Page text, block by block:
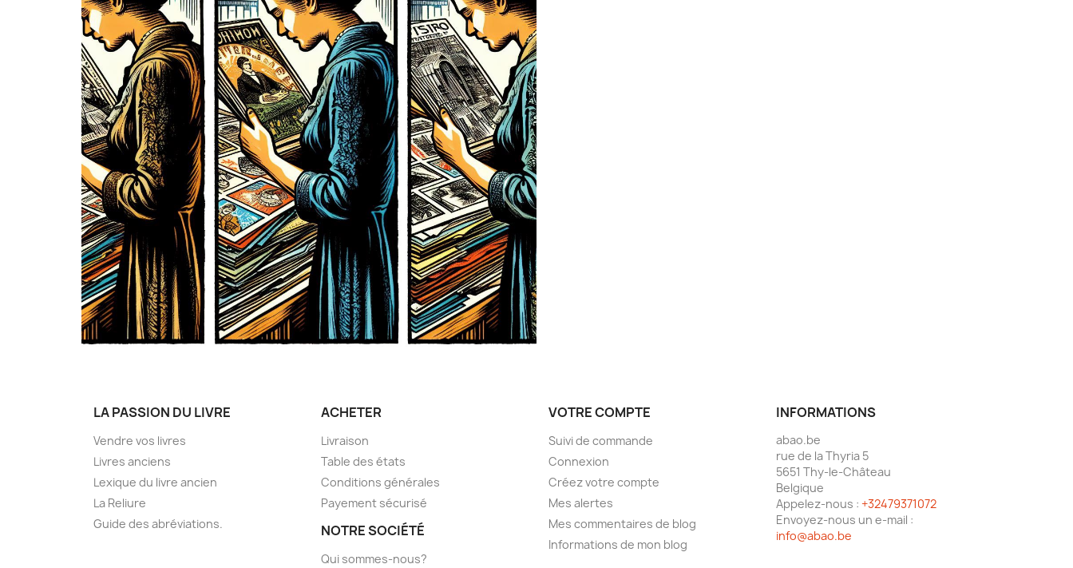
LA PASSION DU LIVRE
Vendre vos livres
Livres anciens
Lexique du livre ancien
La Reliure
Guide des abréviations.
ACHETER
Livraison
Table des états
Conditions générales
Payement sécurisé
NOTRE SOCIÉTÉ
Qui sommes-nous?
VOTRE COMPTE
Suivi de commande
Connexion
Créez votre compte
Mes alertes
Mes commentaires de blog
Informations de mon blog
INFORMATIONS
abao.be
rue de la Thyria 5
5651 Thy-le-Château
Belgique
Appelez-nous : +32479371072
Envoyez-nous un e-mail :
info@abao.be